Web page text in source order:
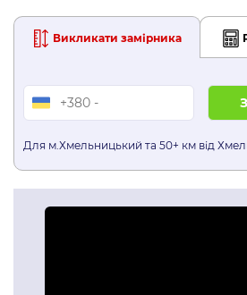
Викликати замірника
Для м.Хмельницький та 50+ км від